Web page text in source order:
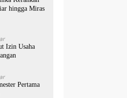
hingga Miras
Izin Usaha
Pertama